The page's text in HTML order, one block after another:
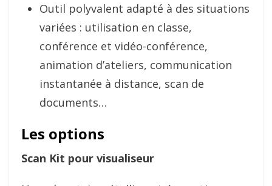
Outil polyvalent adapté à des situations
variées : utilisation en classe,
conférence et vidéo-conférence,
animation d’ateliers, communication
instantanée à distance, scan de
documents…
Les options
Scan Kit pour visualiseur